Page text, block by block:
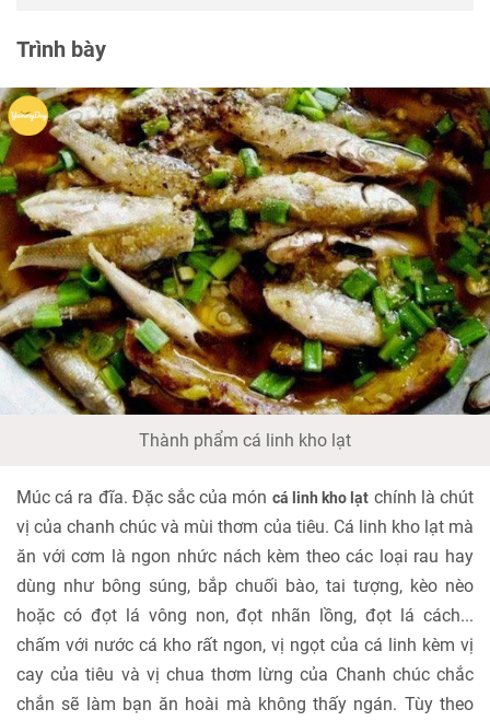
Trình bày
Thành phẩm cá linh kho lạt
Múc cá ra đĩa. Đặc sắc của món cá linh kho lạt chính là chút
vị của chanh chúc và mùi thơm của tiêu. Cá linh kho lạt mà
ăn với cơm là ngon nhức nách kèm theo các loại rau hay
dùng như bông súng, bắp chuối bào, tai tượng, kèo nèo
hoặc có đọt lá vông non, đọt nhãn lồng, đọt lá cách...
chấm với nước cá kho rất ngon, vị ngọt của cá linh kèm vị
cay của tiêu và vị chua thơm lừng của Chanh chúc chắc
chắn sẽ làm bạn ăn hoài mà không thấy ngán. Tùy theo